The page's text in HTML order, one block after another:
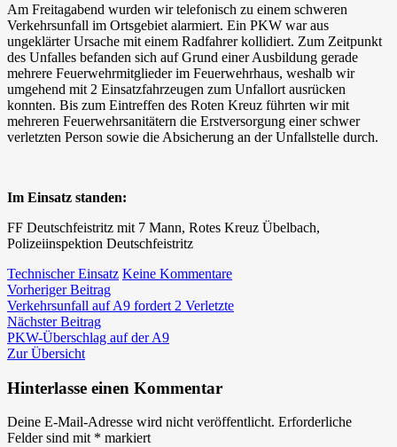
Verkehrsunfall
im
Ortsgebiet
Am Freitagabend wurden wir telefonisch zu einem schweren
Verkehrsunfall im Ortsgebiet alarmiert. Ein PKW war aus
ungeklärter Ursache mit einem Radfahrer kollidiert. Zum Zeitpunkt
des Unfalles befanden sich auf Grund einer Ausbildung gerade
mehrere Feuerwehrmitglieder im Feuerwehrhaus, weshalb wir
umgehend mit 2 Einsatzfahrzeugen zum Unfallort ausrücken
konnten. Bis zum Eintreffen des Roten Kreuz führten wir mit
mehreren Feuerwehrsanitätern die Erstversorgung einer schwer
verletzten Person sowie die Absicherung an der Unfallstelle durch.
Im Einsatz standen:
FF Deutschfeistritz mit 7 Mann, Rotes Kreuz Übelbach,
Polizeiinspektion Deutschfeistritz
Technischer Einsatz Keine Kommentarezu
Verkehrsunfall
Beitragsnavigation
Vorheriger BeitragVorheriger
Beitrag:
Verkehrsunfall auf A9 fordert 2 Verletzte
Nächster BeitragNächster
Beitrag:
PKW-Überschlag auf der A9
Zur Übersicht
Hinterlasse einen Kommentar
Deine E-Mail-Adresse wird nicht veröffentlicht. Erforderliche
Felder sind mit * markiert